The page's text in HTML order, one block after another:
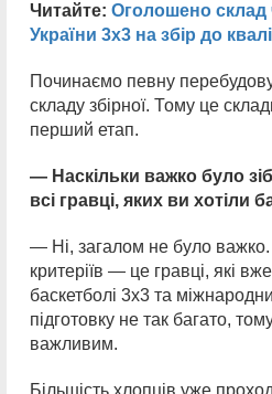
Читайте: Оголошено склад
України 3х3 на збір до
Починаємо певну
складу збірної. Тому це
перший етап.
— Наскільки важко було
всі гравці, яких ви хотіли
— Ні, загалом не було важко.
критеріїв — це гравці, які
баскетболі 3х3 та
підготовку не так багато,
важливим.